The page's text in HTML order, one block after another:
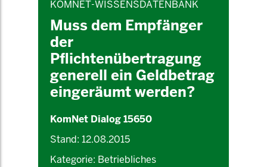
KOMNET-WISSENSDATENBANK
Muss dem Empfänger
der
Pflichtenübertragung
generell ein Geldbetrag
eingeräumt werden?
KomNet Dialog 15650
Stand: 12.08.2015
Kategorie: Betriebliches